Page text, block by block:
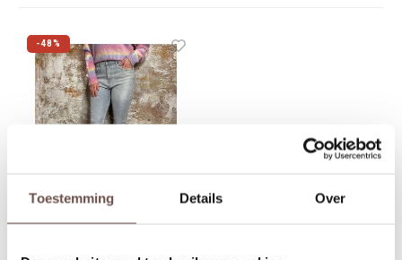
Toestemming Details Over
T-shirts
Accessoires
Tops
Joggers
Pullovers
Underwear
-48%
Fifth House
Faded Blue